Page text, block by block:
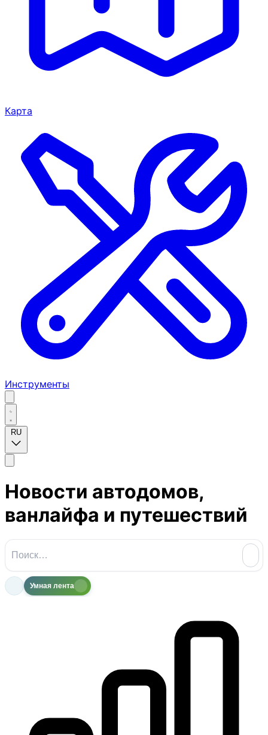
Карта
Инструменты
RU
Новости автодомов,
ванлайфа и путешествий
Умная лента